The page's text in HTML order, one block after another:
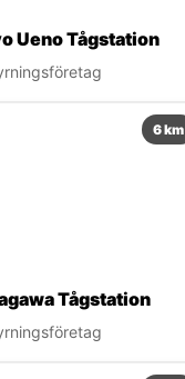
Ueno Tågstation
6 km
Tågstation